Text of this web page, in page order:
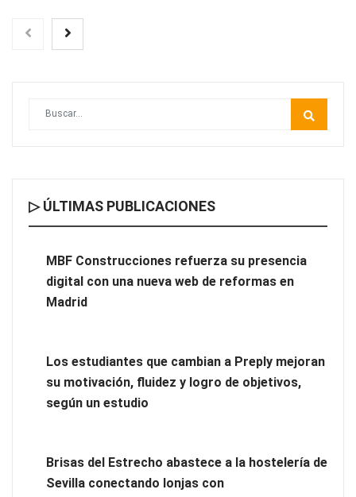
nueva web de reformas en Madrid
▷ ÚLTIMAS PUBLICACIONES
MBF Construcciones refuerza su presencia
digital con una nueva web de reformas en
Madrid
Los estudiantes que cambian a Preply mejoran
su motivación, fluidez y logro de objetivos,
según un estudio
Brisas del Estrecho abastece a la hostelería de
Sevilla conectando lonjas con